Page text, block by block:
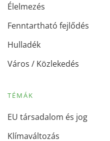
Élelmezés
Fenntartható fejlődés
Hulladék
Város / Közlekedés
TÉMÁK
EU társadalom és jog
Klímaváltozás